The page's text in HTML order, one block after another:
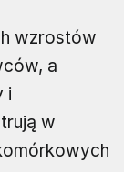
wzrostów
a
i
w